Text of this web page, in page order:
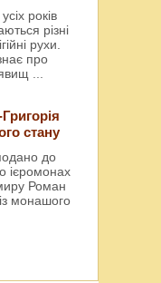
років
різні
рухи.
про
стану
до
ієромонах
Роман
монашого